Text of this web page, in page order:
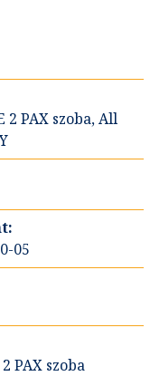
2 PAX szoba, All
05
PAX szoba